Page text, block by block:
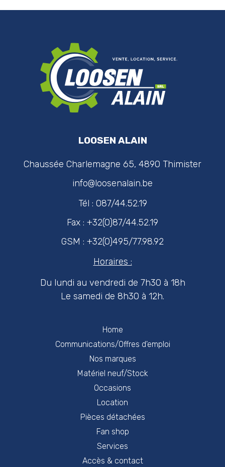
Home
Communications/Offres d'emploi
Nos marques
Matériel neuf/Stock
Occasions
Location
Pièces détachées
Fan shop
Services
Accès & contact
LOOSEN ALAIN
Chaussée Charlemagne 65, 4890 Thimister
info@loosenalain.be
Tél : 087/44.52.19
Fax : +32(0)87/44.52.19
GSM : +32(0)495/77.98.92
Horaires :
Du lundi au vendredi de 7h30 à 18h
Le samedi de 8h30 à 12h.